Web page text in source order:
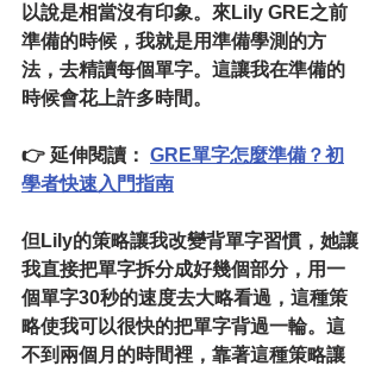
以說是相當沒有印象。來Lily GRE之前
準備的時候，我就是用準備學測的方
法，去精讀每個單字。這讓我在準備的
時候會花上許多時間。
👉 延伸閱讀： GRE單字怎麼準備？初
學者快速入門指南
但Lily的策略讓我改變背單字習慣，她讓
我直接把單字拆分成好幾個部分，用一
個單字30秒的速度去大略看過，這種策
略使我可以很快的把單字背過一輪。這
不到兩個月的時間裡，靠著這種策略讓